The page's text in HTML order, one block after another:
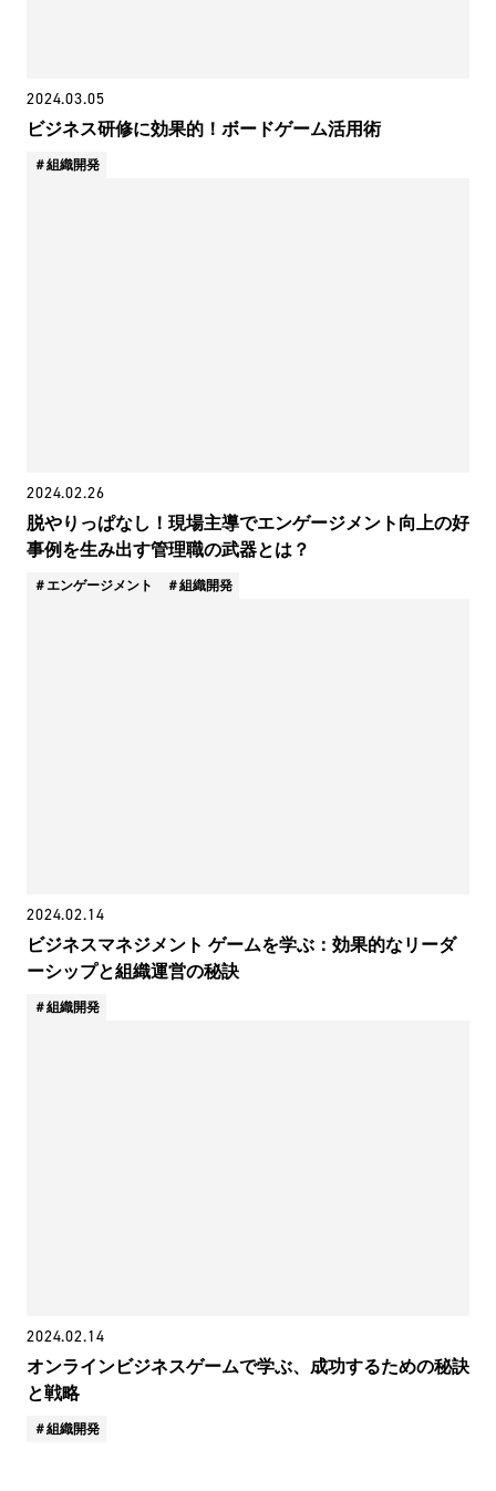
2024.03.05
ビジネス研修に効果的！ボードゲーム活用術
組織開発
2024.02.26
脱やりっぱなし！現場主導でエンゲージメント向上の好
事例を生み出す管理職の武器とは？
エンゲージメント 組織開発
2024.02.14
ビジネスマネジメント ゲームを学ぶ：効果的なリーダ
ーシップと組織運営の秘訣
組織開発
2024.02.14
オンラインビジネスゲームで学ぶ、成功するための秘訣
と戦略
組織開発